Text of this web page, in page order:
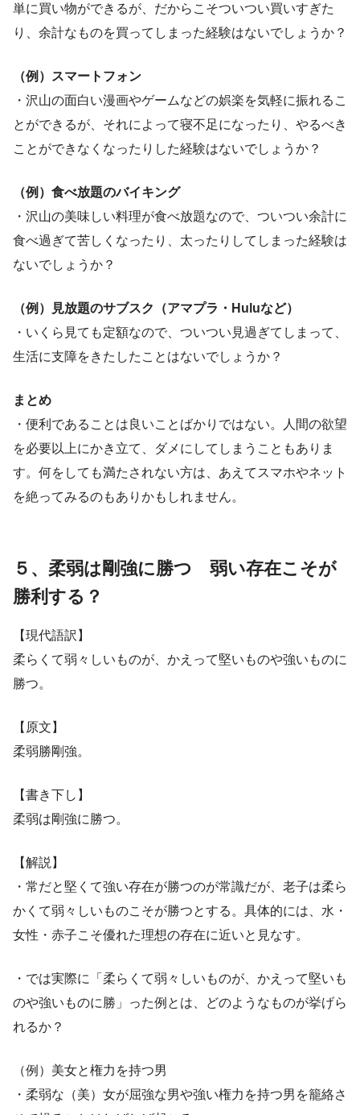
単に買い物ができるが、だからこそついつい買いすぎた
り、余計なものを買ってしまった経験はないでしょうか？
（例）スマートフォン
・沢山の面白い漫画やゲームなどの娯楽を気軽に振れるこ
とができるが、それによって寝不足になったり、やるべき
ことができなくなったりした経験はないでしょうか？
（例）食べ放題のバイキング
・沢山の美味しい料理が食べ放題なので、ついつい余計に
食べ過ぎて苦しくなったり、太ったりしてしまった経験は
ないでしょうか？
（例）見放題のサブスク（アマプラ・Huluなど）
・いくら見ても定額なので、ついつい見過ぎてしまって、
生活に支障をきたしたことはないでしょうか？
まとめ
・便利であることは良いことばかりではない。人間の欲望
を必要以上にかき立て、ダメにしてしまうこともありま
す。何をしても満たされない方は、あえてスマホやネット
を絶ってみるのもありかもしれません。
５、柔弱は剛強に勝つ 弱い存在こそが
勝利する？
【現代語訳】
柔らくて弱々しいものが、かえって堅いものや強いものに
勝つ。
【原文】
柔弱勝剛強。
【書き下し】
柔弱は剛強に勝つ。
【解説】
・常だと堅くて強い存在が勝つのが常識だが、老子は柔ら
かくて弱々しいものこそが勝つとする。具体的には、水・
女性・赤子こそ優れた理想の存在に近いと見なす。
・では実際に「柔らくて弱々しいものが、かえって堅いも
のや強いものに勝」った例とは、どのようなものが挙げら
れるか？
（例）美女と権力を持つ男
・柔弱な（美）女が屈強な男や強い権力を持つ男を籠絡さ